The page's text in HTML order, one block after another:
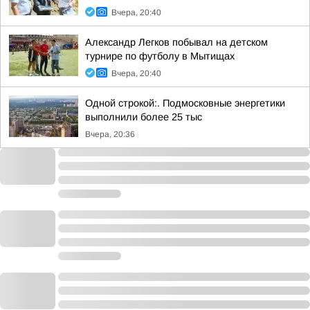
Вчера, 20:40
Александр Легков побывал на детском
турнире по футболу в Мытищах
Вчера, 20:40
Одной строкой:. Подмосковные энергетики
выполнили более 25 тыс
Вчера, 20:36